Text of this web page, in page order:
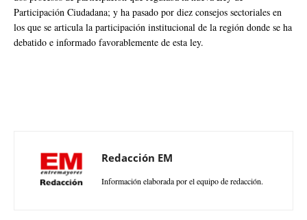
Participación Ciudadana; y ha pasado por diez consejos sectoriales en
los que se articula la participación institucional de la región donde se ha
debatido e informado favorablemente de esta ley.
Redacción EM
Información elaborada por el equipo de redacción.